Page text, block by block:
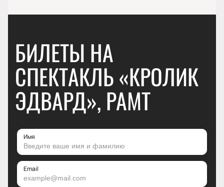
БИЛЕТЫ НА
СПЕКТАКЛЬ «КРОЛИК
ЭДВАРД», РАМТ
Имя
Email